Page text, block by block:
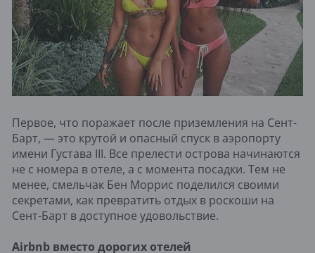
Первое, что поражает после приземления на Сент-
Барт, — это крутой и опасный спуск в аэропорту
имени Густава III. Все прелести острова начинаются
не с номера в отеле, а с момента посадки. Тем не
менее, смельчак Бен Моррис поделился своими
секретами, как превратить отдых в роскоши на
Сент-Барт в доступное удовольствие.
Airbnb вместо дорогих отелей